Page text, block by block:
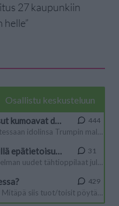
27 kaupunkiin
helle”